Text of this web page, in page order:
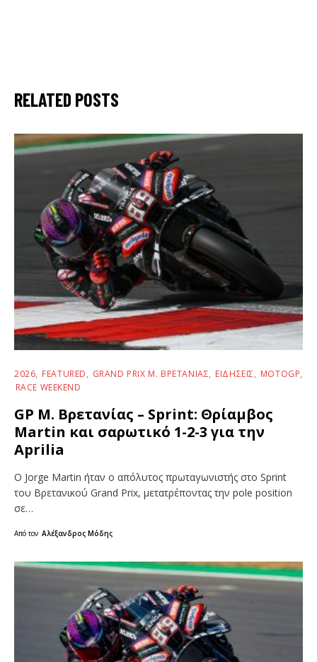
RELATED POSTS
2026 FEATURED GRAND PRIX Μ. ΒΡΕΤΑΝΊΑΣ ΕΙΔΉΣΕΙΣ
MOTOGP
RACE WEEKEND
GP Μ. Βρετανίας – Sprint: Θρίαμβος
Martin και σαρωτικό 1-2-3 για την
Aprilia
Ο Jorge Martin ήταν ο απόλυτος πρωταγωνιστής στο Sprint
του Βρετανικού Grand Prix, μετατρέποντας την pole position
σε…
Από τον Αλέξανδρος Μόδης